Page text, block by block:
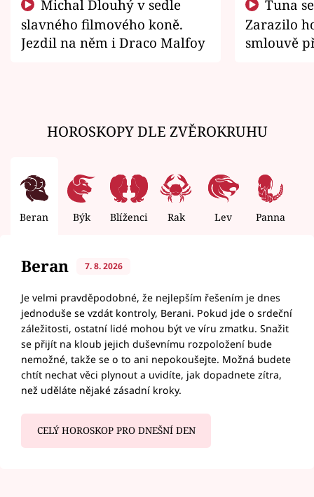
slavného filmového koně.
Jezdil na něm i Draco Malfoy
Zarazilo
smlouvě
HOROSKOPY DLE ZVĚROKRUHU
Beran Býk Blíženci Rak Lev Panna
Beran 7. 8. 2026
Je velmi pravděpodobné, že nejlepším řešením je dnes
jednoduše se vzdát kontroly, Berani. Pokud jde o srdeční
záležitosti, ostatní lidé mohou být ve víru zmatku. Snažit
se přijít na kloub jejich duševnímu rozpoložení bude
nemožné, takže se o to ani nepokoušejte. Možná budete
chtít nechat věci plynout a uvidíte, jak dopadnete zítra,
než uděláte nějaké zásadní kroky.
CELÝ HOROSKOP PRO DNEŠNÍ DEN